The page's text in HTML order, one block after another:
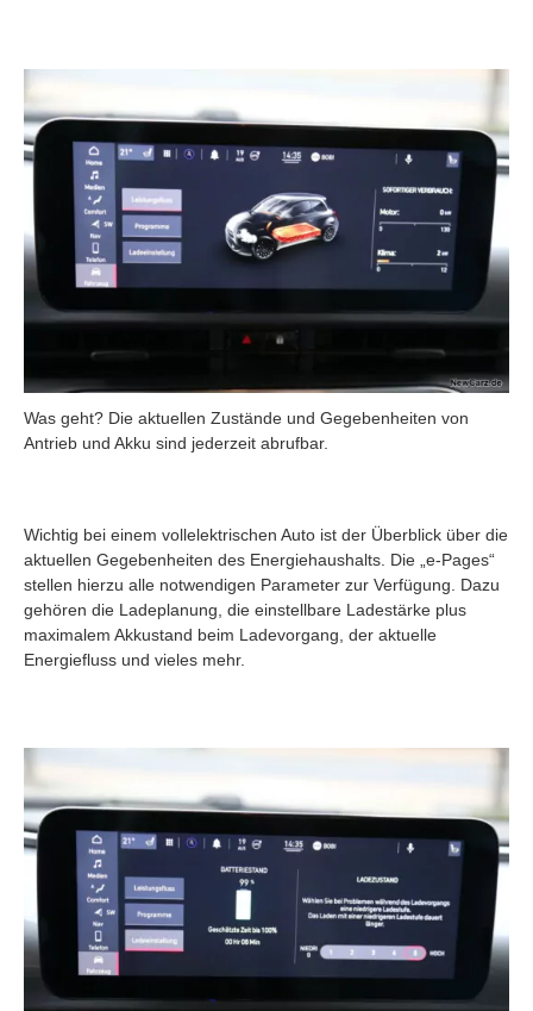
Was geht? Die aktuellen Zustände und Gegebenheiten von
Antrieb und Akku sind jederzeit abrufbar.
Wichtig bei einem vollelektrischen Auto ist der Überblick über die
aktuellen Gegebenheiten des Energiehaushalts. Die „e-Pages“
stellen hierzu alle notwendigen Parameter zur Verfügung. Dazu
gehören die Ladeplanung, die einstellbare Ladestärke plus
maximalem Akkustand beim Ladevorgang, der aktuelle
Energiefluss und vieles mehr.